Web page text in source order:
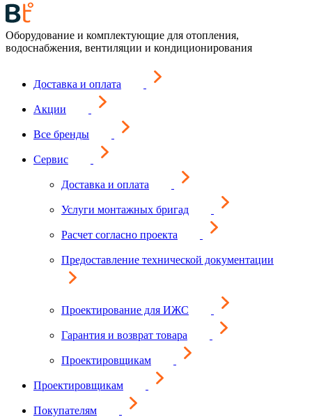
Оборудование и комплектующие для отопления,
водоснабжения, вентиляции и кондиционирования
Доставка и оплата
Акции
Все бренды
Сервис
Доставка и оплата
Услуги монтажных бригад
Расчет согласно проекта
Предоставление технической документации
Проектирование для ИЖС
Гарантия и возврат товара
Проектировщикам
Проектировщикам
Покупателям